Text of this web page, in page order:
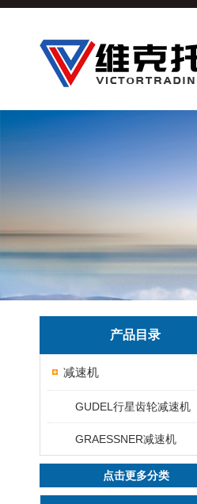
产品目录
减速机
GUDEL行星齿轮减速机
GRAESSNER减速机
点击更多分类